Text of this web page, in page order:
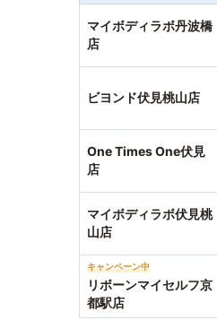
マイボディラボ丹波橋
店
ビヨンド伏見桃山店
One Times One伏見
店
マイボディラボ伏見桃
山店
キャンペーン中
リボーンマイセルフ京
都駅店